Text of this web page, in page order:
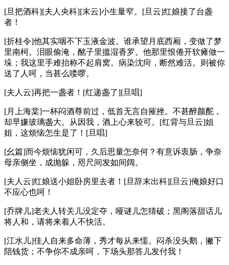
[旦把酒科][夫人央科][末云]小生量窄。[旦云]红娘接了台盏
者！
[折桂令]他其实咽不下玉液金波。谁承望月底西厢，变做了梦
里南柯。泪眼偷淹，酩子里搵湿香罗。他那里恨倦开软瘫做一
垛；我这里手难抬称不起肩窝。病染沈疴，断然难活。则被你
送了人呵，当甚么喽啰。
[夫人云]再把一盏者！[红递盏了][旦唱]
[月上海棠]一杯闷酒尊前过，低首无言自摧挫。不甚醉颜酡，
却早嫌玻璃盏大。从因我，酒上心来较可。[红背与旦云]姐
姐，这烦恼怎生是了！[旦唱]
[幺篇]而今烦恼犹闲可，久后思量怎奈何？有意诉衷肠，争奈
母亲侧坐，成抛躲，咫尺间发如间阔。
[夫人云]红娘送小姐卧房里去者！[旦辞末出科][旦云]俺娘好口
不应心也呵！
[乔牌儿]老夫人转关儿没定夺，哑谜儿怎猜破；黑阁落甜话儿
将人和，请将来着人不快活。
[江水儿]佳人自来多命薄，秀才每从来懦。闷杀没头鹅，撇下
陪钱货；不争你不成亲呵，下场头那答儿发付我！